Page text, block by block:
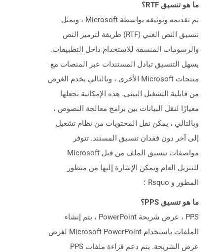
ما هو تنسيق RTF؟
تم تقديمه وتوثيقه بواسطة Microsoft ، ويمثل
تنسيق النص الغني (RTF) طريقة لترميز النص
والرسومات المنسقة للاستخدام داخل التطبيقات.
يسهل التنسيق تبادل المستندات عبر المنصات مع
منتجات Microsoft الأخرى ، وبالتالي يخدم الغرض
من قابلية التشغيل البيني. هذه الإمكانية تجعلها
معيارًا لنقل البيانات بين برامج معالجة النصوص ،
وبالتالي ، يمكن نقل المحتويات من نظام تشغيل
إلى آخر دون فقدان تنسيق المستند. تتوفر
مواصفات تنسيق الملف من قبل Microsoft
للتنزيل العام ويمكن الإشارة إليها من منظور
المطور و Rsquo ؛
ما هو تنسيق PPS؟
PPS ، عرض شريحة PowerPoint ، يتم إنشاء
الملفات باستخدام Microsoft PowerPoint لغرض
عرض الشريحة. يتم دعم قراءة ملفات PPS